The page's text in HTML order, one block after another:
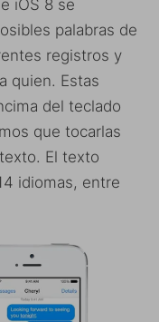
iOS 8 se
palabras de
registros y
quien. Estas
del teclado
que tocarlas
El texto
idiomas, entre